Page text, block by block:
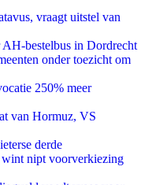
vraagt uitstel van
bestelbus in Dordrecht
onder toezicht om
250% meer
van Hormuz, VS
derde
wint nipt voorverkiezing